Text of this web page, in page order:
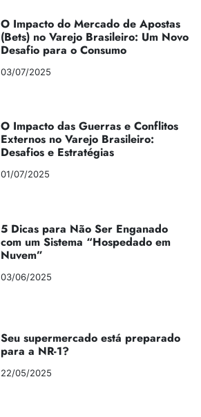
O Impacto do Mercado de Apostas
(Bets) no Varejo Brasileiro: Um Novo
Desafio para o Consumo
03/07/2025
O Impacto das Guerras e Conflitos
Externos no Varejo Brasileiro:
Desafios e Estratégias
01/07/2025
5 Dicas para Não Ser Enganado
com um Sistema “Hospedado em
Nuvem”
03/06/2025
Seu supermercado está preparado
para a NR-1?
22/05/2025